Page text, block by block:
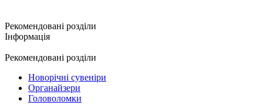
Рекомендовані розділи
Інформація
Рекомендовані розділи
Новорічні сувеніри
Органайзери
Головоломки